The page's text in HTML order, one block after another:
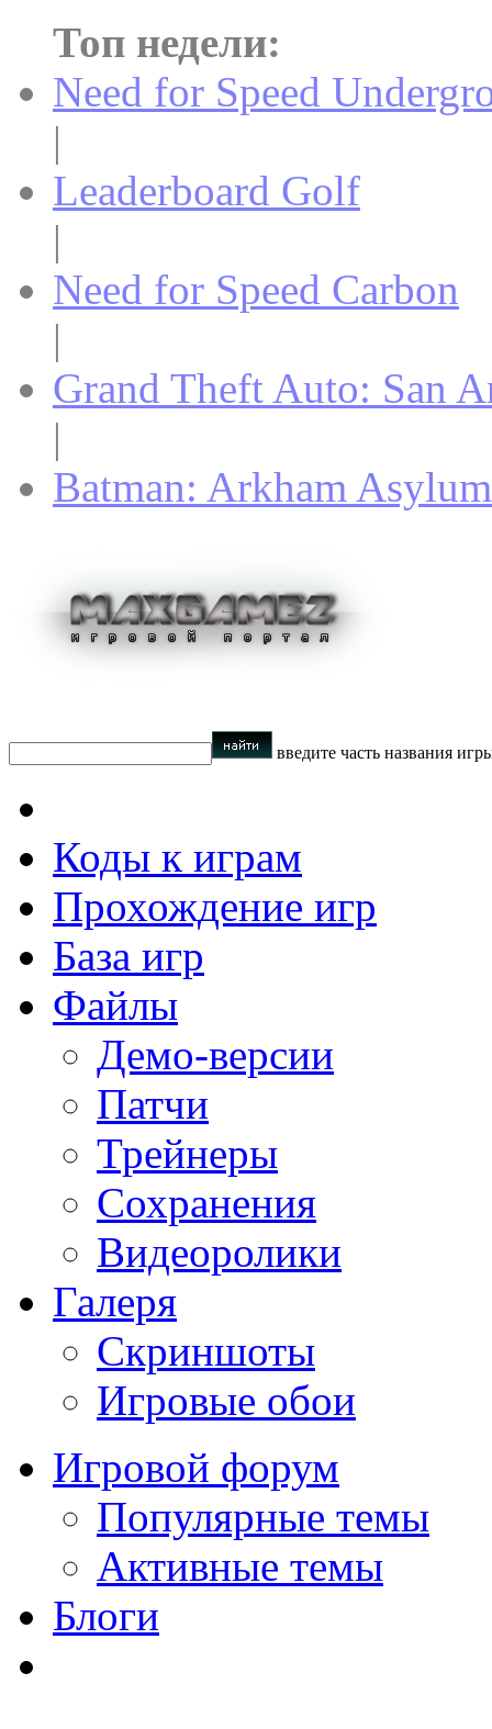
Топ недели:
Need for Speed
|
Leaderboard Golf
|
Need for Speed Carbon
|
Grand Theft Auto: San
|
Batman: Arkham Asylum
введите часть названия
Коды к играм
Прохождение игр
База игр
Файлы
Демо-версии
Патчи
Трейнеры
Сохранения
Видеоролики
Галеря
Скриншоты
Игровые обои
Игровой форум
Популярные темы
Активные темы
Блоги